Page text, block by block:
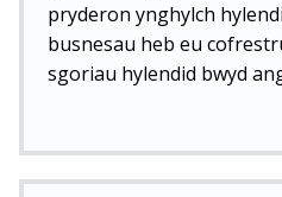
pryderon ynghylch
busnesau heb eu
sgoriau hylendid bwyd